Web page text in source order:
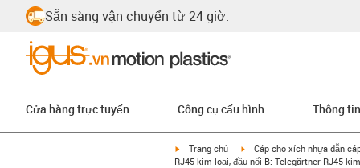
Sẵn sàng vận chuyển từ 24 giờ.
Cửa hàng trực tuyến Công cụ cấu hình Thông
igus-icon-arrow-right
Trang chủ igus-icon-arrow-right
Cáp cho xích nhựa dẫn
RJ45 kim loại, đầu nối B: Telegärtner RJ45